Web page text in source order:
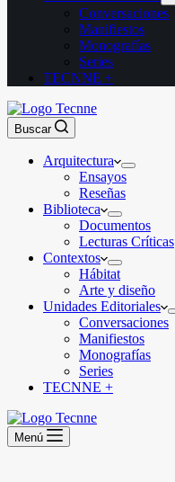
Conversaciones
Manifiestos
Monografías
Series
TECNNE +
Buscar
Arquitectura
Ensayos
Reseñas
Biblioteca
Documentos
Lecturas Críticas
Contextos
Hábitat
Arte y diseño
Unidades Editoriales
Conversaciones
Manifiestos
Monografías
Series
TECNNE +
Menú